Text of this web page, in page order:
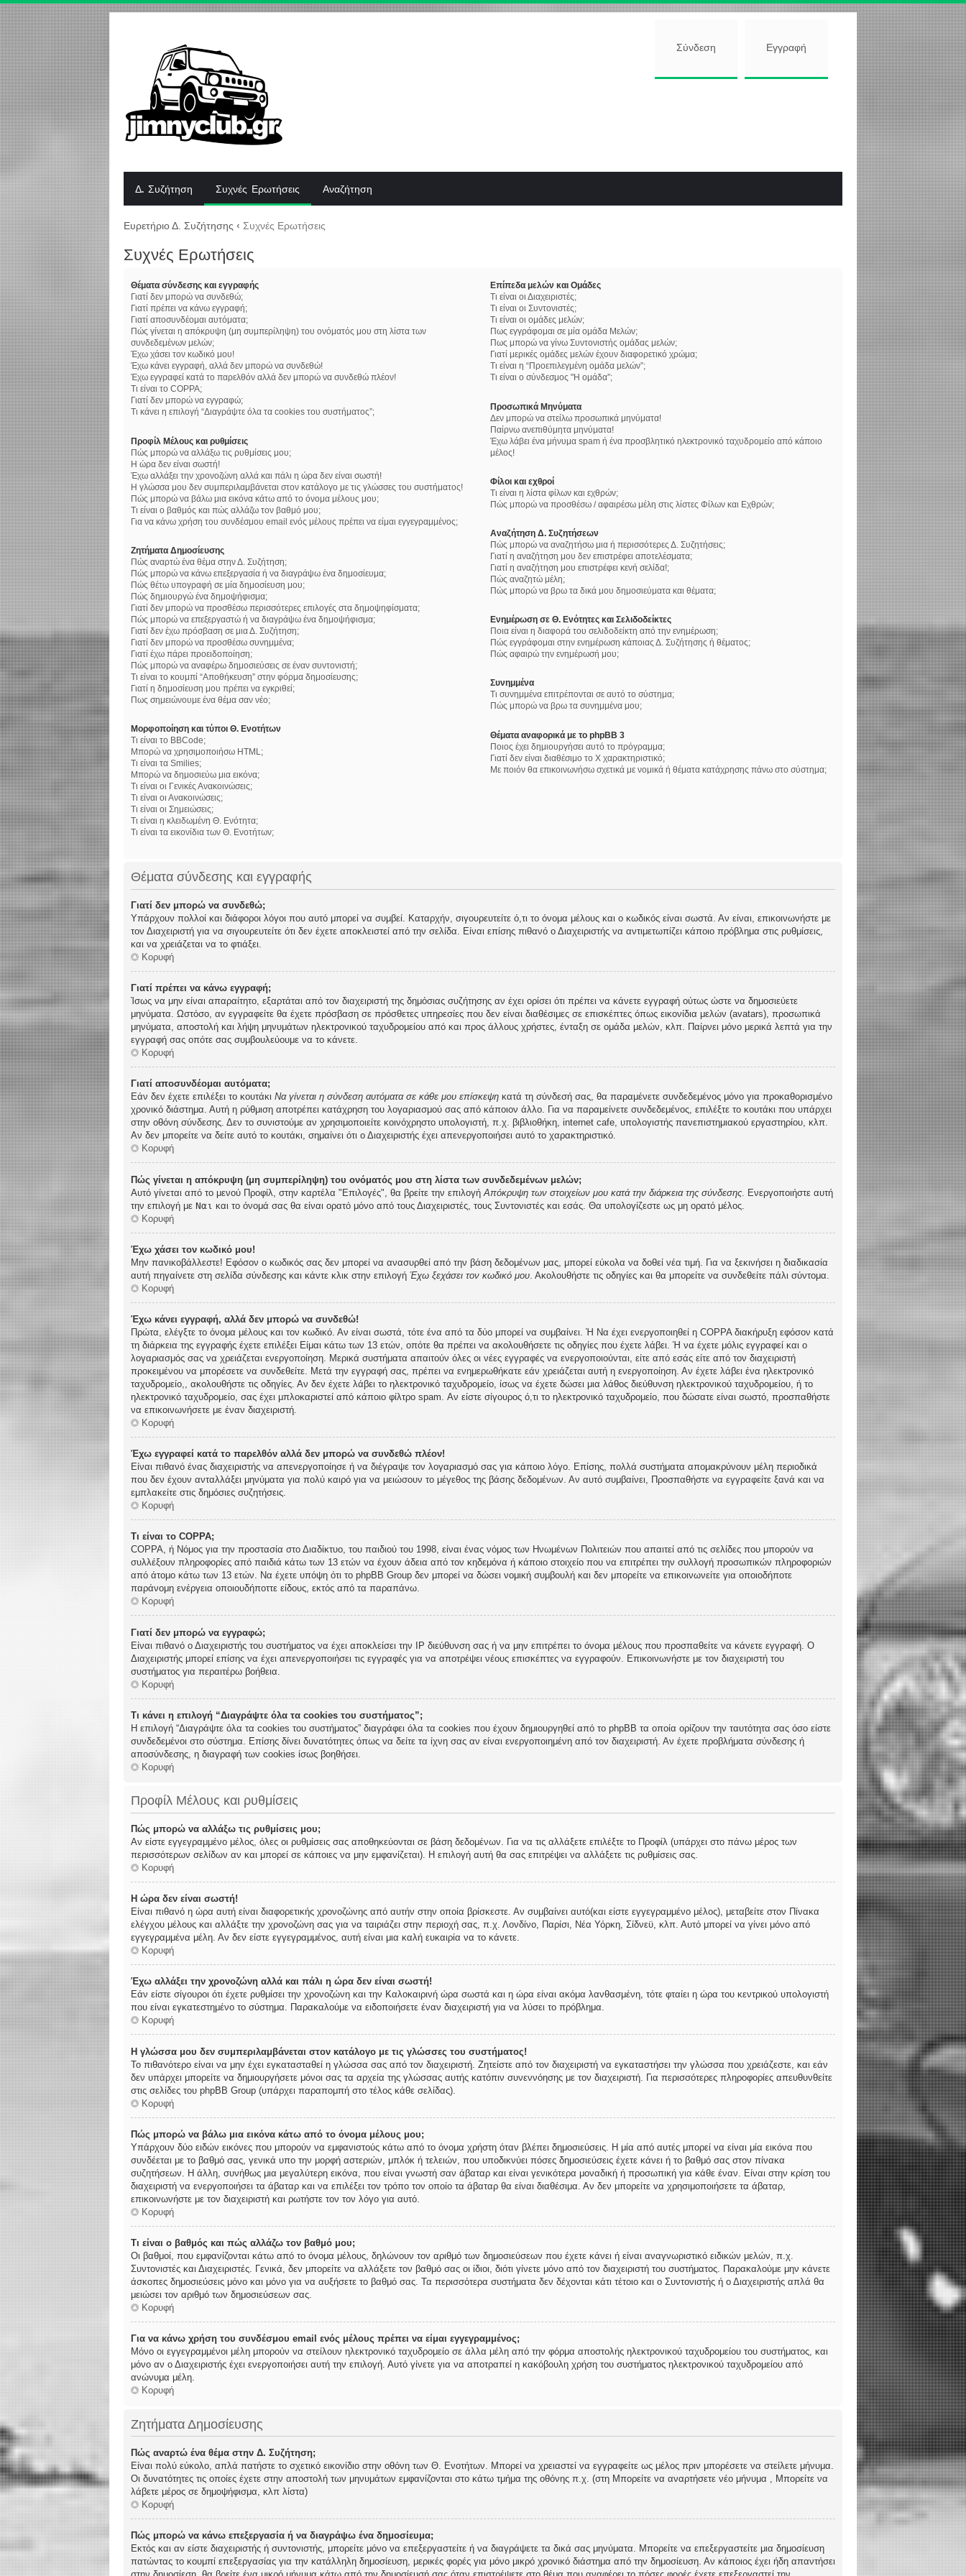
Σύνδεση Εγγραφή
Δ. Συζήτηση Συχνές Ερωτήσεις Αναζήτηση
Ευρετήριο Δ. Συζήτησης ‹ Συχνές Ερωτήσεις
Συχνές Ερωτήσεις
Θέματα σύνδεσης και εγγραφής
Γιατί δεν μπορώ να συνδεθώ;
Γιατί πρέπει να κάνω εγγραφή;
Γιατί αποσυνδέομαι αυτόματα;
Πώς γίνεται η απόκρυψη (μη συμπερίληψη) του ονόματός μου στη λίστα των
συνδεδεμένων μελών;
Έχω χάσει τον κωδικό μου!
Έχω κάνει εγγραφή, αλλά δεν μπορώ να συνδεθώ!
Έχω εγγραφεί κατά το παρελθόν αλλά δεν μπορώ να συνδεθώ πλέον!
Τι είναι το COPPA;
Γιατί δεν μπορώ να εγγραφώ;
Τι κάνει η επιλογή “Διαγράψτε όλα τα cookies του συστήματος”;
Προφίλ Μέλους και ρυθμίσεις
Πώς μπορώ να αλλάξω τις ρυθμίσεις μου;
Η ώρα δεν είναι σωστή!
Έχω αλλάξει την χρονοζώνη αλλά και πάλι η ώρα δεν είναι σωστή!
Η γλώσσα μου δεν συμπεριλαμβάνεται στον κατάλογο με τις γλώσσες του συστήματος!
Πώς μπορώ να βάλω μια εικόνα κάτω από το όνομα μέλους μου;
Τι είναι ο βαθμός και πώς αλλάζω τον βαθμό μου;
Για να κάνω χρήση του συνδέσμου email ενός μέλους πρέπει να είμαι εγγεγραμμένος;
Ζητήματα Δημοσίευσης
Πώς αναρτώ ένα θέμα στην Δ. Συζήτηση;
Πώς μπορώ να κάνω επεξεργασία ή να διαγράψω ένα δημοσίευμα;
Πώς θέτω υπογραφή σε μία δημοσίευση μου;
Πώς δημιουργώ ένα δημοψήφισμα;
Γιατί δεν μπορώ να προσθέσω περισσότερες επιλογές στα δημοψηφίσματα;
Πώς μπορώ να επεξεργαστώ ή να διαγράψω ένα δημοψήφισμα;
Γιατί δεν έχω πρόσβαση σε μια Δ. Συζήτηση;
Γιατί δεν μπορώ να προσθέσω συνημμένα;
Γιατί έχω πάρει προειδοποίηση;
Πώς μπορώ να αναφέρω δημοσιεύσεις σε έναν συντονιστή;
Τι είναι το κουμπί “Αποθήκευση” στην φόρμα δημοσίευσης;
Γιατί η δημοσίευση μου πρέπει να εγκριθεί;
Πως σημειώνουμε ένα θέμα σαν νέο;
Μορφοποίηση και τύποι Θ. Ενοτήτων
Τι είναι το BBCode;
Μπορώ να χρησιμοποιήσω HTML;
Τι είναι τα Smilies;
Μπορώ να δημοσιεύω μια εικόνα;
Τι είναι οι Γενικές Ανακοινώσεις;
Τι είναι οι Ανακοινώσεις;
Τι είναι οι Σημειώσεις;
Τι είναι η κλειδωμένη Θ. Ενότητα;
Τι είναι τα εικονίδια των Θ. Ενοτήτων;
Επίπεδα μελών και Ομάδες
Τι είναι οι Διαχειριστές;
Τι είναι οι Συντονιστές;
Τι είναι οι ομάδες μελών;
Πως εγγράφομαι σε μία ομάδα Μελών;
Πως μπορώ να γίνω Συντονιστής ομάδας μελών;
Γιατί μερικές ομάδες μελών έχουν διαφορετικό χρώμα;
Τι είναι η “Προεπιλεγμένη ομάδα μελών”;
Τι είναι ο σύνδεσμος "Η ομάδα”;
Προσωπικά Μηνύματα
Δεν μπορώ να στείλω προσωπικά μηνύματα!
Παίρνω ανεπιθύμητα μηνύματα!
Έχω λάβει ένα μήνυμα spam ή ένα προσβλητικό ηλεκτρονικό ταχυδρομείο από κάποιο
μέλος!
Φίλοι και εχθροί
Τι είναι η λίστα φίλων και εχθρών;
Πώς μπορώ να προσθέσω / αφαιρέσω μέλη στις λίστες Φίλων και Εχθρών;
Αναζήτηση Δ. Συζητήσεων
Πώς μπορώ να αναζητήσω μια ή περισσότερες Δ. Συζητήσεις;
Γιατί η αναζήτηση μου δεν επιστρέφει αποτελέσματα;
Γιατί η αναζήτηση μου επιστρέφει κενή σελίδα!;
Πώς αναζητώ μέλη;
Πώς μπορώ να βρω τα δικά μου δημοσιεύματα και θέματα;
Ενημέρωση σε Θ. Ενότητες και Σελιδοδείκτες
Ποια είναι η διαφορά του σελιδοδείκτη από την ενημέρωση;
Πώς εγγράφομαι στην ενημέρωση κάποιας Δ. Συζήτησης ή θέματος;
Πώς αφαιρώ την ενημέρωσή μου;
Συνημμένα
Τι συνημμένα επιτρέπονται σε αυτό το σύστημα;
Πώς μπορώ να βρω τα συνημμένα μου;
Θέματα αναφορικά με το phpBB 3
Ποιος έχει δημιουργήσει αυτό το πρόγραμμα;
Γιατί δεν είναι διαθέσιμο το Χ χαρακτηριστικό;
Με ποιόν θα επικοινωνήσω σχετικά με νομικά ή θέματα κατάχρησης πάνω στο σύστημα;
Θέματα σύνδεσης και εγγραφής
Γιατί δεν μπορώ να συνδεθώ;
Υπάρχουν πολλοί και διάφοροι λόγοι που αυτό μπορεί να συμβεί. Καταρχήν, σιγουρευτείτε ό,τι το όνομα μέλους και ο κωδικός είναι σωστά. Αν είναι, επικοινωνήστε με
τον Διαχειριστή για να σιγουρευτείτε ότι δεν έχετε αποκλειστεί από την σελίδα. Είναι επίσης πιθανό ο Διαχειριστής να αντιμετωπίζει κάποιο πρόβλημα στις ρυθμίσεις,
και να χρειάζεται να το φτιάξει.
Κορυφή
Γιατί πρέπει να κάνω εγγραφή;
Ίσως να μην είναι απαραίτητο, εξαρτάται από τον διαχειριστή της δημόσιας συζήτησης αν έχει ορίσει ότι πρέπει να κάνετε εγγραφή ούτως ώστε να δημοσιεύετε
μηνύματα. Ωστόσο, αν εγγραφείτε θα έχετε πρόσβαση σε πρόσθετες υπηρεσίες που δεν είναι διαθέσιμες σε επισκέπτες όπως εικονίδια μελών (avatars), προσωπικά
μηνύματα, αποστολή και λήψη μηνυμάτων ηλεκτρονικού ταχυδρομείου από και προς άλλους χρήστες, ένταξη σε ομάδα μελών, κλπ. Παίρνει μόνο μερικά λεπτά για την
εγγραφή σας οπότε σας συμβουλεύουμε να το κάνετε.
Κορυφή
Γιατί αποσυνδέομαι αυτόματα;
Εάν δεν έχετε επιλέξει το κουτάκι Να γίνεται η σύνδεση αυτόματα σε κάθε μου επίσκεψη κατά τη σύνδεσή σας, θα παραμένετε συνδεδεμένος μόνο για προκαθορισμένο
χρονικό διάστημα. Αυτή η ρύθμιση αποτρέπει κατάχρηση του λογαριασμού σας από κάποιον άλλο. Για να παραμείνετε συνδεδεμένος, επιλέξτε το κουτάκι που υπάρχει
στην οθόνη σύνδεσης. Δεν το συνιστούμε αν χρησιμοποιείτε κοινόχρηστο υπολογιστή, π.χ. βιβλιοθήκη, internet cafe, υπολογιστής πανεπιστημιακού εργαστηρίου, κλπ.
Αν δεν μπορείτε να δείτε αυτό το κουτάκι, σημαίνει ότι ο Διαχειριστής έχει απενεργοποιήσει αυτό το χαρακτηριστικό.
Κορυφή
Πώς γίνεται η απόκρυψη (μη συμπερίληψη) του ονόματός μου στη λίστα των συνδεδεμένων μελών;
Αυτό γίνεται από το μενού Προφίλ, στην καρτέλα "Επιλογές", θα βρείτε την επιλογή Απόκρυψη των στοιχείων μου κατά την διάρκεια της σύνδεσης . Ενεργοποιήστε αυτή
την επιλογή με Ναι και το όνομά σας θα είναι ορατό μόνο από τους Διαχειριστές, τους Συντονιστές και εσάς. Θα υπολογίζεστε ως μη ορατό μέλος.
Κορυφή
Έχω χάσει τον κωδικό μου!
Μην πανικοβάλλεστε! Εφόσον ο κωδικός σας δεν μπορεί να ανασυρθεί από την βάση δεδομένων μας, μπορεί εύκολα να δοθεί νέα τιμή. Για να ξεκινήσει η διαδικασία
αυτή πηγαίνετε στη σελίδα σύνδεσης και κάντε κλικ στην επιλογή Έχω ξεχάσει τον κωδικό μου . Ακολουθήστε τις οδηγίες και θα μπορείτε να συνδεθείτε πάλι σύντομα.
Κορυφή
Έχω κάνει εγγραφή, αλλά δεν μπορώ να συνδεθώ!
Πρώτα, ελέγξτε το όνομα μέλους και τον κωδικό. Αν είναι σωστά, τότε ένα από τα δύο μπορεί να συμβαίνει. Ή Να έχει ενεργοποιηθεί η COPPA διακήρυξη εφόσον κατά
τη διάρκεια της εγγραφής έχετε επιλέξει Είμαι κάτω των 13 ετών, οπότε θα πρέπει να ακολουθήσετε τις οδηγίες που έχετε λάβει. Ή να έχετε μόλις εγγραφεί και ο
λογαριασμός σας να χρειάζεται ενεργοποίηση. Μερικά συστήματα απαιτούν όλες οι νέες εγγραφές να ενεργοποιούνται, είτε από εσάς είτε από τον διαχειριστή
προκειμένου να μπορέσετε να συνδεθείτε. Μετά την εγγραφή σας, πρέπει να ενημερωθήκατε εάν χρειάζεται αυτή η ενεργοποίηση. Αν έχετε λάβει ένα ηλεκτρονικό
ταχυδρομείο,, ακολουθήστε τις οδηγίες. Αν δεν έχετε λάβει το ηλεκτρονικό ταχυδρομείο, ίσως να έχετε δώσει μια λάθος διεύθυνση ηλεκτρονικού ταχυδρομείου, ή το
ηλεκτρονικό ταχυδρομείο, σας έχει μπλοκαριστεί από κάποιο φίλτρο spam. Αν είστε σίγουρος ό,τι το ηλεκτρονικό ταχυδρομείο, που δώσατε είναι σωστό, προσπαθήστε
να επικοινωνήσετε με έναν διαχειριστή.
Κορυφή
Έχω εγγραφεί κατά το παρελθόν αλλά δεν μπορώ να συνδεθώ πλέον!
Είναι πιθανό ένας διαχειριστής να απενεργοποίησε ή να διέγραψε τον λογαριασμό σας για κάποιο λόγο. Επίσης, πολλά συστήματα απομακρύνουν μέλη περιοδικά
που δεν έχουν ανταλλάξει μηνύματα για πολύ καιρό για να μειώσουν το μέγεθος της βάσης δεδομένων. Αν αυτό συμβαίνει, Προσπαθήστε να εγγραφείτε ξανά και να
εμπλακείτε στις δημόσιες συζητήσεις.
Κορυφή
Τι είναι το COPPA;
COPPA, ή Νόμος για την προστασία στο Διαδίκτυο, του παιδιού του 1998, είναι ένας νόμος των Ηνωμένων Πολιτειών που απαιτεί από τις σελίδες που μπορούν να
συλλέξουν πληροφορίες από παιδιά κάτω των 13 ετών να έχουν άδεια από τον κηδεμόνα ή κάποιο στοιχείο που να επιτρέπει την συλλογή προσωπικών πληροφοριών
από άτομο κάτω των 13 ετών. Να έχετε υπόψη ότι το phpBB Group δεν μπορεί να δώσει νομική συμβουλή και δεν μπορείτε να επικοινωνείτε για οποιοδήποτε
παράνομη ενέργεια οποιουδήποττε είδους, εκτός από τα παραπάνω.
Κορυφή
Γιατί δεν μπορώ να εγγραφώ;
Είναι πιθανό ο Διαχειριστής του συστήματος να έχει αποκλείσει την IP διεύθυνση σας ή να μην επιτρέπει το όνομα μέλους που προσπαθείτε να κάνετε εγγραφή. Ο
Διαχειριστής μπορεί επίσης να έχει απενεργοποιήσει τις εγγραφές για να αποτρέψει νέους επισκέπτες να εγγραφούν. Επικοινωνήστε με τον διαχειριστή του
συστήματος για περαιτέρω βοήθεια.
Κορυφή
Τι κάνει η επιλογή “Διαγράψτε όλα τα cookies του συστήματος”;
Η επιλογή “Διαγράψτε όλα τα cookies του συστήματος” διαγράφει όλα τα cookies που έχουν δημιουργηθεί από το phpBB τα οποία ορίζουν την ταυτότητα σας όσο είστε
συνδεδεμένοι στο σύστημα. Επίσης δίνει δυνατότητες όπως να δείτε τα ίχνη σας αν είναι ενεργοποιημένη από τον διαχειριστή. Αν έχετε προβλήματα σύνδεσης ή
αποσύνδεσης, η διαγραφή των cookies ίσως βοηθήσει.
Κορυφή
Προφίλ Μέλους και ρυθμίσεις
Πώς μπορώ να αλλάξω τις ρυθμίσεις μου;
Αν είστε εγγεγραμμένο μέλος, όλες οι ρυθμίσεις σας αποθηκεύονται σε βάση δεδομένων. Για να τις αλλάξετε επιλέξτε το Προφίλ (υπάρχει στο πάνω μέρος των
περισσότερων σελίδων αν και μπορεί σε κάποιες να μην εμφανίζεται). Η επιλογή αυτή θα σας επιτρέψει να αλλάξετε τις ρυθμίσεις σας.
Κορυφή
Η ώρα δεν είναι σωστή!
Είναι πιθανό η ώρα αυτή είναι διαφορετικής χρονοζώνης από αυτήν στην οποία βρίσκεστε. Αν συμβαίνει αυτό(και είστε εγγεγραμμένο μέλος), μεταβείτε στον Πίνακα
ελέγχου μέλους και αλλάξτε την χρονοζώνη σας για να ταιριάζει στην περιοχή σας, π.χ. Λονδίνο, Παρίσι, Νέα Υόρκη, Σίδνεϋ, κλπ. Αυτό μπορεί να γίνει μόνο από
εγγεγραμμένα μέλη. Αν δεν είστε εγγεγραμμένος, αυτή είναι μια καλή ευκαιρία να το κάνετε.
Κορυφή
Έχω αλλάξει την χρονοζώνη αλλά και πάλι η ώρα δεν είναι σωστή!
Εάν είστε σίγουροι ότι έχετε ρυθμίσει την χρονοζώνη και την Καλοκαιρινή ώρα σωστά και η ώρα είναι ακόμα λανθασμένη, τότε φταίει η ώρα του κεντρικού υπολογιστή
που είναι εγκατεστημένο το σύστημα. Παρακαλούμε να ειδοποιήσετε έναν διαχειριστή για να λύσει το πρόβλημα.
Κορυφή
Η γλώσσα μου δεν συμπεριλαμβάνεται στον κατάλογο με τις γλώσσες του συστήματος!
Το πιθανότερο είναι να μην έχει εγκατασταθεί η γλώσσα σας από τον διαχειριστή. Ζητείστε από τον διαχειριστή να εγκαταστήσει την γλώσσα που χρειάζεστε, και εάν
δεν υπάρχει μπορείτε να δημιουργήσετε μόνοι σας τα αρχεία της γλώσσας αυτής κατόπιν συνεννόησης με τον διαχειριστή. Για περισσότερες πληροφορίες απευθυνθείτε
στις σελίδες του phpBB Group (υπάρχει παραπομπή στο τέλος κάθε σελίδας).
Κορυφή
Πώς μπορώ να βάλω μια εικόνα κάτω από το όνομα μέλους μου;
Υπάρχουν δύο ειδών εικόνες που μπορούν να εμφανιστούς κάτω από το όνομα χρήστη όταν βλέπει δημοσιεύσεις. Η μία από αυτές μπορεί να είναι μία εικόνα που
συνδέεται με το βαθμό σας, γενικά υπο την μορφή αστεριών, μπλόκ ή τελειών, που υποδικνύει πόσες δημοσιεύσεις έχετε κάνει ή το βαθμό σας στον πίνακα
συζητήσεων. Η άλλη, συνήθως μια μεγαλύτερη εικόνα, που είναι γνωστή σαν άβαταρ και είναι γενικότερα μοναδική ή προσωπική για κάθε έναν. Είναι στην κρίση του
διαχειριστή να ενεργοποιήσει τα άβαταρ και να επιλέξει τον τρόπο τον οποίο τα άβαταρ θα είναι διαθέσιμα. Αν δεν μπορείτε να χρησιμοποιήσετε τα άβαταρ,
επικοινωνήστε με τον διαχειριστή και ρωτήστε τον τον λόγο για αυτό.
Κορυφή
Τι είναι ο βαθμός και πώς αλλάζω τον βαθμό μου;
Οι βαθμοί, που εμφανίζονται κάτω από το όνομα μέλους, δηλώνουν τον αριθμό των δημοσιεύσεων που έχετε κάνει ή είναι αναγνωριστικό ειδικών μελών, π.χ.
Συντονιστές και Διαχειριστές. Γενικά, δεν μπορείτε να αλλάξετε τον βαθμό σας οι ίδιοι, διότι γίνετε μόνο από τον διαχειριστή του συστήματος. Παρακαλούμε μην κάνετε
άσκοπες δημοσιεύσεις μόνο και μόνο για να αυξήσετε το βαθμό σας. Τα περισσότερα συστήματα δεν δέχονται κάτι τέτοιο και ο Συντονιστής ή ο Διαχειριστής απλά θα
μειώσει τον αριθμό των δημοσιεύσεων σας.
Κορυφή
Για να κάνω χρήση του συνδέσμου email ενός μέλους πρέπει να είμαι εγγεγραμμένος;
Μόνο οι εγγεγραμμένοι μέλη μπορούν να στείλουν ηλεκτρονικό ταχυδρομείο σε άλλα μέλη από την φόρμα αποστολής ηλεκτρονικού ταχυδρομείου του συστήματος, και
μόνο αν ο Διαχειριστής έχει ενεργοποιήσει αυτή την επιλογή. Αυτό γίνετε για να αποτραπεί η κακόβουλη χρήση του συστήματος ηλεκτρονικού ταχυδρομείου από
ανώνυμα μέλη.
Κορυφή
Ζητήματα Δημοσίευσης
Πώς αναρτώ ένα θέμα στην Δ. Συζήτηση;
Είναι πολύ εύκολο, απλά πατήστε το σχετικό εικονίδιο στην οθόνη των Θ. Ενοτήτων. Μπορεί να χρειαστεί να εγγραφείτε ως μέλος πριν μπορέσετε να στείλετε μήνυμα.
Οι δυνατότητες τις οποίες έχετε στην αποστολή των μηνυμάτων εμφανίζονται στο κάτω τμήμα της οθόνης π.χ. (στη Μπορείτε να αναρτήσετε νέο μήνυμα , Μπορείτε να
λάβετε μέρος σε δημοψήφισμα, κλπ λίστα)
Κορυφή
Πώς μπορώ να κάνω επεξεργασία ή να διαγράψω ένα δημοσίευμα;
Εκτός και αν είστε διαχειριστής ή συντονιστής, μπορείτε μόνο να επεξεργαστείτε ή να διαγράψετε τα δικά σας μηνύματα. Μπορείτε να επεξεργαστείτε μια δημοσίευση
πατώντας το κουμπί επεξεργασίας για την κατάλληλη δημοσίευση, μερικές φορές για μόνο μικρό χρονικό διάστημα από την δημοσίευση. Αν κάποιος έχει ήδη απαντήσει